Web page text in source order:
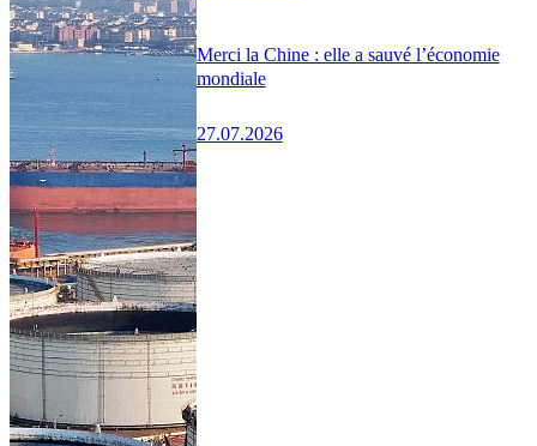
Merci la Chine : elle a sauvé l’économie
mondiale
27.07.2026